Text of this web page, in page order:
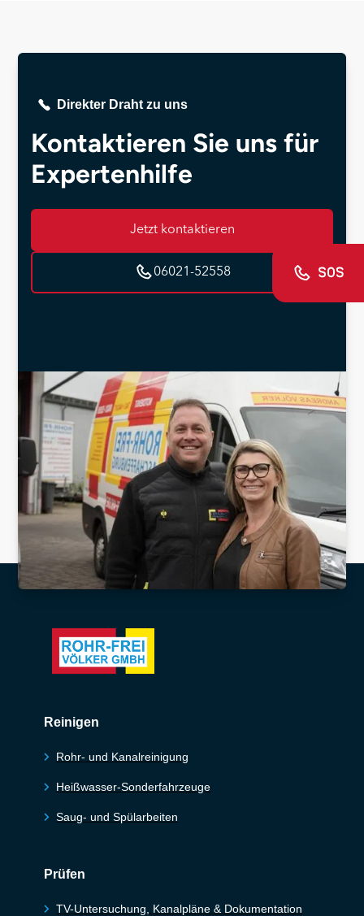
Direkter Draht zu uns
Kontaktieren Sie uns für
Expertenhilfe
Jetzt kontaktieren
06021-52558
Reinigen
Rohr- und Kanalreinigung
Heißwasser-Sonderfahrzeuge
Saug- und Spülarbeiten
Prüfen
TV-Untersuchung, Kanalpläne & Dokumentation